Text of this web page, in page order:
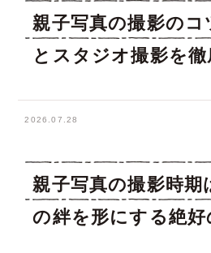
親子写真の撮影のコ
とスタジオ撮影を徹
2026.07.28
親子写真の撮影時期
の絆を形にする絶